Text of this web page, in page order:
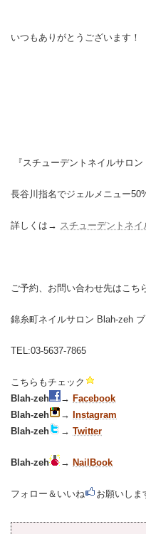
いつもありがとうございます！
『スチューデントネイルサロン
長谷川指名でジェルメニュー
詳しくは→ スチューデントネイ
ご予約、お問い合わせ先はこち
錦糸町ネイルサロン Blah-zeh
TEL:03-5637-7865
こちらもチェック
B lah-zeh → Facebook
Blah-zeh
→
Instagram
Blah-zeh
→ Twitter
Blah-zeh → NailBook
フォロー＆いいね お願いしま